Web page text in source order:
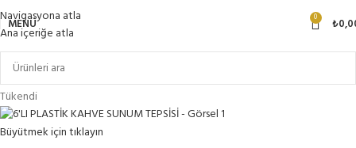
Navigasyona atla
Ana içeriğe atla
MENÜ 0 ₺
Tükendi
Büyütmek için tıklayın